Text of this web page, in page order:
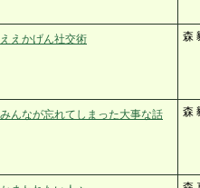
ええかげん社交術 森
みんなが忘れてしまった大事な話 森